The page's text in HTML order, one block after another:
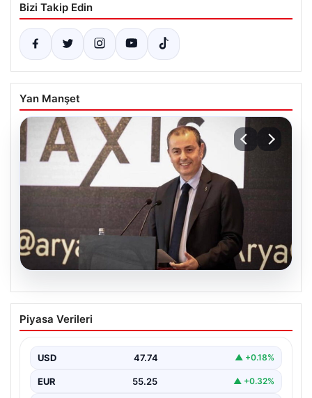
Bizi Takip Edin
Yan Manşet
İş Bankası’nda Yönetim Kadrosunda
Önemli Değişiklik: Hakan Aran Görevini
Türkiye’nin köklü finans kuruluşlarından İş Bankası’nda
Genel…
Piyasa Verileri
USD 47.74 ▲ +0.18%
EUR 55.25 ▲ +0.32%